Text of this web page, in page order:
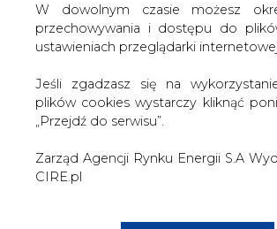
W dowolnym czasie możesz
przechowywania i dostępu do
ustawieniach przeglądarki
Jeśli zgadzasz się na
plików cookies wystarczy kliknąć
„Przejdź do serwisu”.
Zarząd Agencji Rynku Energii S.A
CIRE.pl
Oprócz prezesa rada ma wybrać
odpowiedzialnych za finanse,
pewne jest to, że w PGE pojawi się
odpowiedzialny za finanse, który
efekcie konfliktu z prezesem
Energetyka